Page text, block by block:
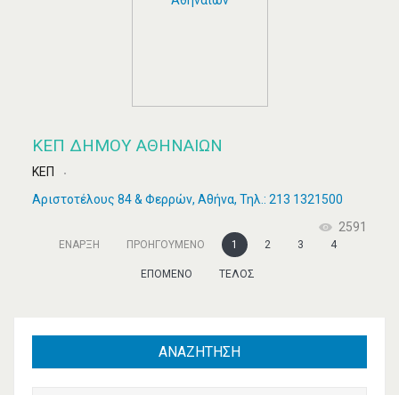
ΚΕΠ ΔΉΜΟΥ ΑΘΗΝΑΊΩΝ
ΚΕΠ
Αριστοτέλους 84 & Φερρών, Αθήνα, Τηλ.: 213 1321500
2591
ΈΝΑΡΞΗ ΠΡΟΗΓΟΎΜΕΝΟ 1 2 3 4
ΕΠΌΜΕΝΟ ΤΈΛΟΣ
ΑΝΑΖΗΤΗΣΗ